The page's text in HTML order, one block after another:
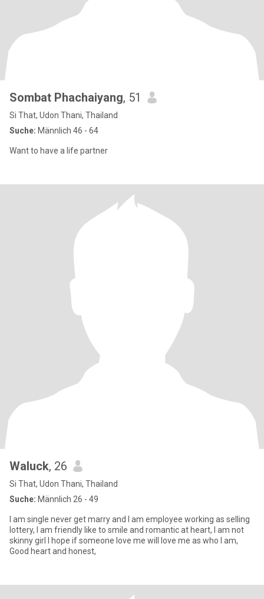
Sombat Phachaiyang, 51
Si That, Udon Thani, Thailand
Suche: Männlich 46 - 64
Want to have a life partner
Waluck, 26
Si That, Udon Thani, Thailand
Suche: Männlich 26 - 49
I am single never get marry and I am employee working as selling
lottery, I am friendly like to smile and romantic at heart, I am not
skinny girl I hope if someone love me will love me as who I am,
Good heart and honest,